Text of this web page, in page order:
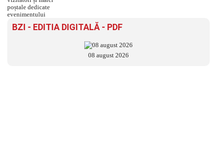
BZI - EDITIA DIGITALĂ - PDF
08 august 2026